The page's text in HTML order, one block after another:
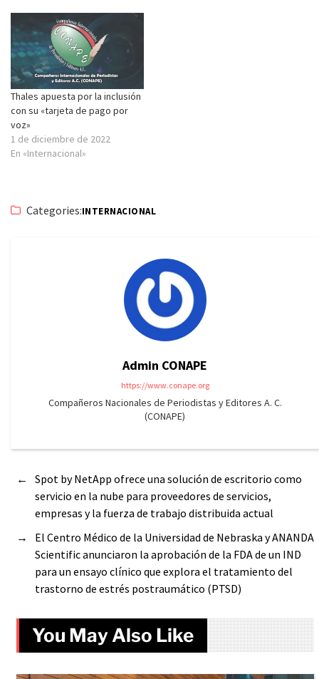
Thales apuesta por la inclusión
con su «tarjeta de pago por
voz»
1 de diciembre de 2022
En «Internacional»
Categories:INTERNACIONAL
Admin CONAPE
https://www.conape.org
Compañeros Nacionales de Periodistas y Editores A. C.
(CONAPE)
←
Spot by NetApp ofrece una solución de escritorio como
servicio en la nube para proveedores de servicios,
empresas y la fuerza de trabajo distribuida actual
→
El Centro Médico de la Universidad de Nebraska y ANANDA
Scientific anunciaron la aprobación de la FDA de un IND
para un ensayo clínico que explora el tratamiento del
trastorno de estrés postraumático (PTSD)
You May Also Like